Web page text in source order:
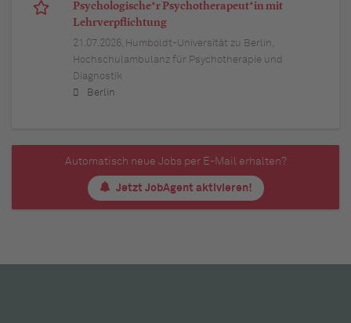
Psychologische*r Psychotherapeut*in mit
Lehrverpflichtung
21.07.2026, Humboldt-Universität zu Berlin,
Hochschulambulanz für Psychotherapie und
Diagnostik
Berlin
Automatisch neue Jobs per E-Mail erhalten?
Jetzt JobAgent aktivieren!